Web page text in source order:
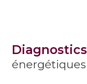
diagnostics
énergétiques